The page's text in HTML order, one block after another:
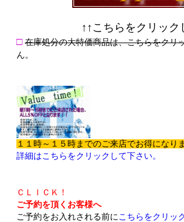
↑↑こちらをクリック
□ 在庫処分の大特価商品は、こちらをクリ
ん。
１１時～１５時までのご来店でお得になり
詳細はこちらをクリックして下さい。
ＣＬＩＣＫ！
ご予約を頂くお客様へ
ご予約をお入れされる前にこちらをクリッ